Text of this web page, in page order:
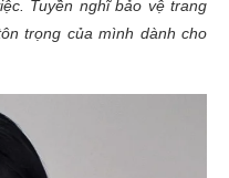
Tuyền nghĩ bảo vệ trang
trọng của mình dành cho